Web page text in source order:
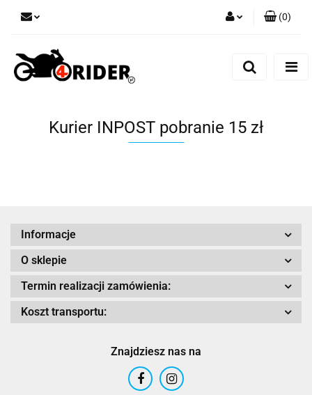
(0)
Kurier INPOST pobranie 15 zł
Informacje
O sklepie
Termin realizacji zamówienia:
Koszt transportu:
Znajdziesz nas na